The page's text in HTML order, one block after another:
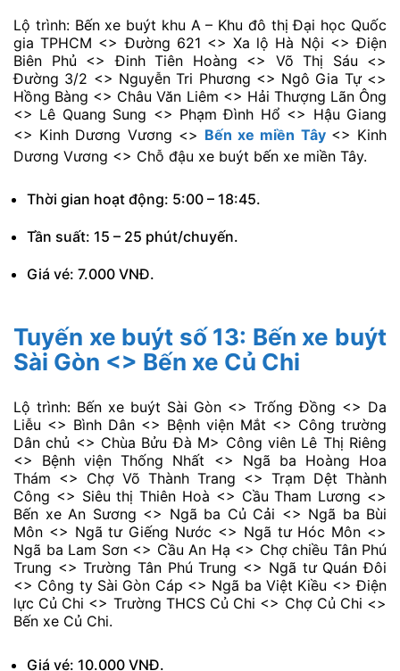
Lộ trình: Bến xe buýt khu A – Khu đô thị Đại học Quốc
gia TPHCM <> Đường 621 <> Xa lộ Hà Nội <> Điện
Biên Phủ <> Đinh Tiên Hoàng <> Võ Thị Sáu <>
Đường 3/2 <> Nguyễn Tri Phương <> Ngô Gia Tự <>
Hồng Bàng <> Châu Văn Liêm <> Hải Thượng Lãn Ông
<> Lê Quang Sung <> Phạm Đình Hổ <> Hậu Giang
<> Kinh Dương Vương <> Bến xe miền Tây <> Kinh
Dương Vương <> Chỗ đậu xe buýt bến xe miền Tây.
Thời gian hoạt động: 5:00 – 18:45.
Tần suất: 15 – 25 phút/chuyến.
Giá vé: 7.000 VNĐ.
Tuyến xe buýt số 13: Bến xe buýt
Sài Gòn <> Bến xe Củ Chi
Liễu <> Bình Dân <> Bệnh viện Mắt <> Công trường